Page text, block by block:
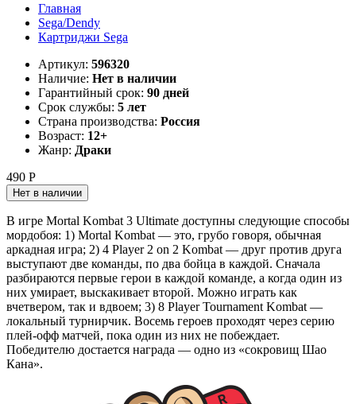
Главная
Sega/Dendy
Картриджи Sega
Артикул: 596320
Наличие: Нет в наличии
Гарантийный срок: 90 дней
Срок службы: 5 лет
Страна производства: Россия
Возраст: 12+
Жанр: Драки
490 Р
Нет в наличии
В игре Mortal Kombat 3 Ultimate доступны следующие способы
мордобоя: 1) Mortal Kombat — это, грубо говоря, обычная
аркадная игра; 2) 4 Player 2 on 2 Kombat — друг против друга
выступают две команды, по два бойца в каждой. Сначала
разбираются первые герои в каждой команде, а когда один из
них умирает, выскакивает второй. Можно играть как
вчетвером, так и вдвоем; 3) 8 Player Tournament Kombat —
локальный турнирчик. Восемь героев проходят через серию
плей-офф матчей, пока один из них не побеждает.
Победителю достается награда — одно из «сокровищ Шао
Кана».